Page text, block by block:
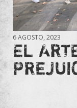
6 AGOSTO, 2023
EL